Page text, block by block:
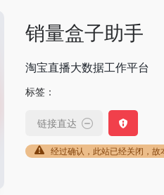
销量盒子助手
淘宝直播大数据工作平台
标签：
链接直达
经过确认，此站已经关闭，故